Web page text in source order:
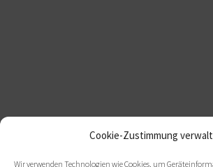
Cookie-Zustimmung
Wir verwenden Technologien wie Cookies, um